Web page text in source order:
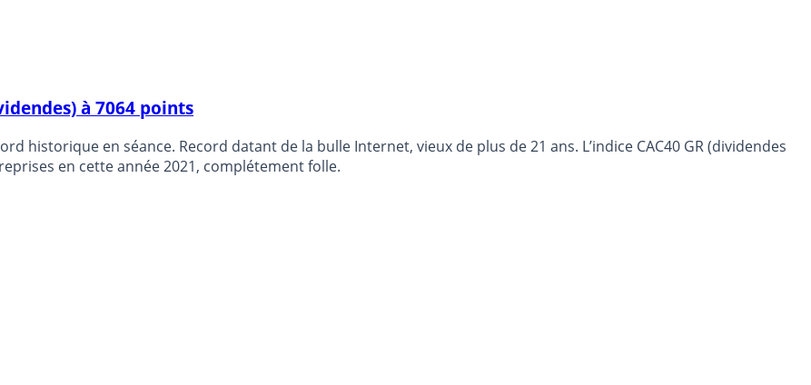
à 7064 points
datant de la bulle Internet, vieux de plus de 21 ans. L’indice CAC40 GR (dividendes
en cette année 2021, complétement folle.